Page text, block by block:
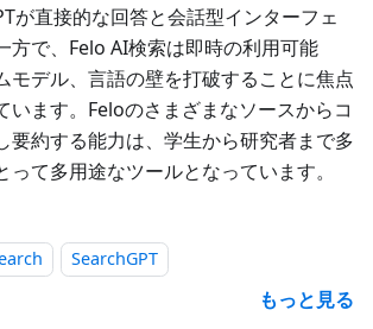
が直接的な回答と会話型インターフェ
方で、Felo AI検索は即時の利用可能
モデル、言語の壁を打破することに焦点
います。Feloのさまざまなソースからコ
要約する能力は、学生から研究者まで多
て多用途なツールとなっています。
SearchGPT
もっと見る